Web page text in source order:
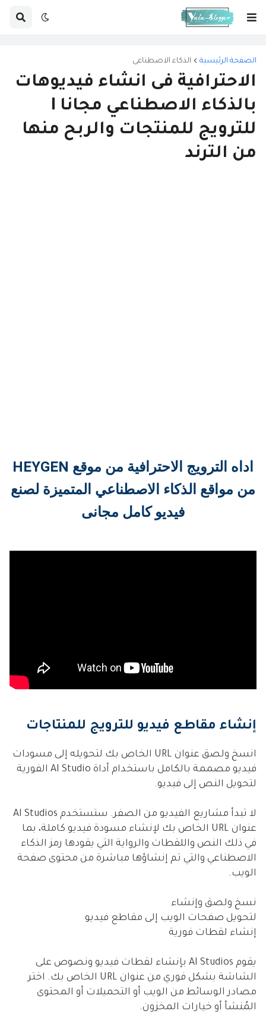
الصفحة الرئيسية الذكاء الاصطناعى
الاحترافية فى انشاء فيديوهات
بالذكاء الاصطناعي مجانا I
للترويج للمنتجات والربح منها
من الترند
اداه الترويج الاحترافية من موقع HEYGEN
من مواقع الذكاء الاصطناعي المتميزة لصنع
فيديو كامل مجانى
إنشاء مقاطع فيديو للترويج للمنتاجات
انسخ ولصق عنوان URL الخاص بك لتحويله إلى مسودات
فيديو مصممة بالكامل باستخدام أداة AI Studio الفورية
لتحويل النص إلى فيديو.
لا تبدأ مشاريع الفيديو من الصفر. ستستخدم AI Studios
عنوان URL الخاص بك لإنشاء مسودة فيديو كاملة، بما
في ذلك النص واللقطات والرواية التي يقودها رمز الذكاء
الاصطناعي والتي تم إنشاؤها مباشرة من محتوى صفحة
الويب.
نسخ ولصق وإنشاء
لتحويل صفحات الويب إلى مقاطع فيديو
إنشاء لقطات فورية
يقوم AI Studios بإنشاء لقطات فيديو ونصوص على
الشاشة بشكل فوري من عنوان URL الخاص بك. اختر
مصادر الوسائط من الويب أو التحميلات أو المحتوى
المُنشأ أو خيارات المخزون.